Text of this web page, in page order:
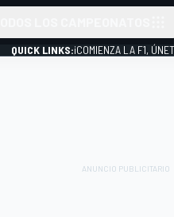
QUICK LINKS:¡COMIENZA LA F1,